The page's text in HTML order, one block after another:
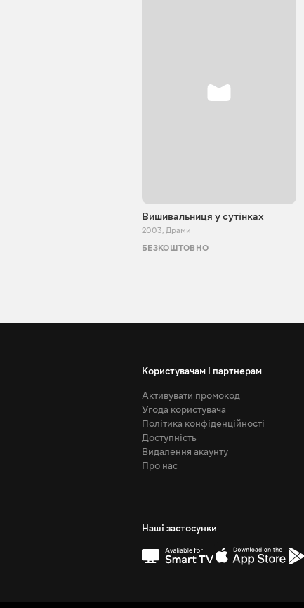
Вишивальниця у сутінках
2003, Драми
БЕЗКОШТОВНО
Користувачам і партнерам
Активувати промокод
Угода користувача
Політика конфіденційності
Доступність
Видалення акаунту
Про нас
Наші застосунки